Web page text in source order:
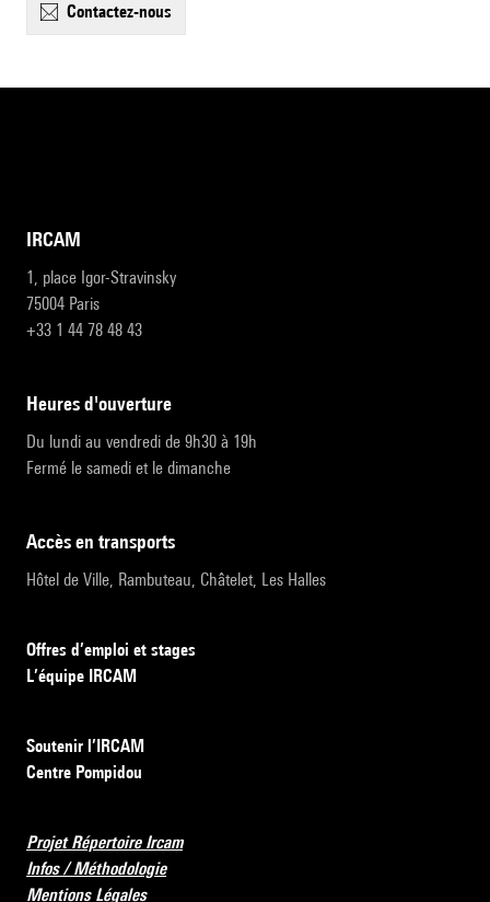
contactez-nous
IRCAM
1, place Igor-Stravinsky
75004 Paris
+33 1 44 78 48 43
heures d'ouverture
Du lundi au vendredi de 9h30 à 19h
Fermé le samedi et le dimanche
accès en transports
Hôtel de Ville, Rambuteau, Châtelet, Les Halles
Offres d’emploi et stages
L’équipe IRCAM
Soutenir l’IRCAM
Centre Pompidou
Projet Répertoire Ircam
Infos / Méthodologie
Mentions Légales